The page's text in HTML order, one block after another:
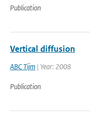
Publication
Vertical diffusion
ABC Tijm | Year: 2008
Publication